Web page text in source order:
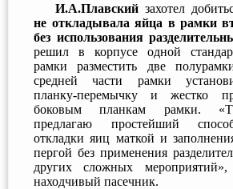
И.А.Плавскийзахотел
не откладывала яйца в рамки
без использования
решил в корпусе одной
рамки разместить две
средней части рамки
планку-перемычку и жестко
боковым планкам рамки.
предлагаю простейший
откладки яиц маткой и
пергой без применения
других сложных
находчивый пасечник.